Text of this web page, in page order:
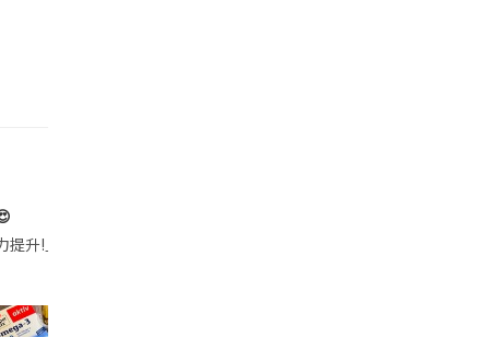
帶的行動電源機身已標示「10000mAh」，卻仍被要求當場丟
提升!｣ 長時間對住電腦､剪片寫稿,成日覺得眼睛乾澀､腦袋好似｢斷